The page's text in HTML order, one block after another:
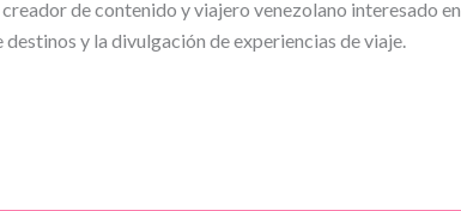
creador de contenido y viajero venezolano interesado
y la divulgación de experiencias de viaje.